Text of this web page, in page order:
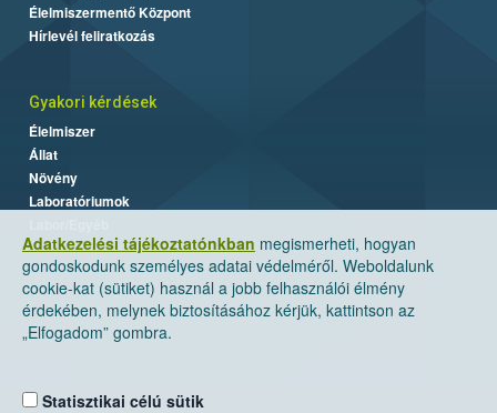
Adatkezelési tájékoztatónkban megismerheti, hogyan
gondoskodunk személyes adatai védelméről. Weboldalunk
cookie-kat (sütiket) használ a jobb felhasználói élmény
érdekében, melynek biztosításához kérjük, kattintson az
„Elfogadom” gombra.
Statisztikai célú sütik
Élelmiszermentő Központ
Hírlevél feliratkozás
Gyakori kérdések
Élelmiszer
Állat
Növény
Laboratóriumok